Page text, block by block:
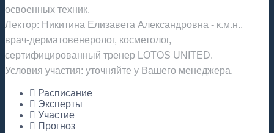
освоенных техник.
Лектор: Никитина Елизавета Александровна - к.м.н.,
врач-дерматовенеролог, косметолог,
сертифицированный тренер LOTOS UNITED.
Условия участия: уточняйте у Вашего менеджера.
Расписание
Эксперты
Участие
Прогноз